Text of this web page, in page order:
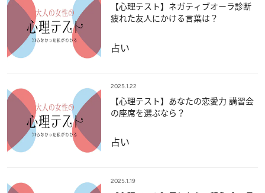
【心理テスト】ネガティブオーラ診断
疲れた友人にかける言葉は？
占い
2025.1.22
【心理テスト】あなたの恋愛力 講習会
の座席を選ぶなら？
占い
2025.1.19